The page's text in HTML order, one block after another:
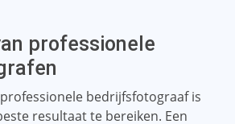
professionele
bedrijfsfotograaf is
resultaat te bereiken. Een